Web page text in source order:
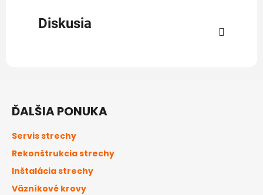
Diskusia
ĎALŠIA PONUKA
Servis strechy
Rekonštrukcia strechy
Inštalácia strechy
Väzníkové krovy